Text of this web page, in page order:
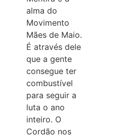
alma do
Movimento
Mães de Maio.
É através dele
que a gente
consegue ter
combustível
para seguir a
luta o ano
inteiro. O
Cordão nos